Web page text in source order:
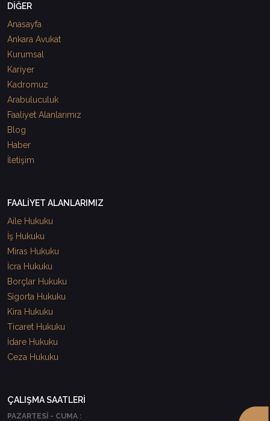
DİĞER
Anasayfa
Ankara Avukat
Kurumsal
Kariyer
Kadromuz
Arabuluculuk
Faaliyet Alanlarımız
Blog
Haber
İletişim
FAALİYET ALANLARIMIZ
Aile Hukuku
İş Hukuku
Miras Hukuku
İcra Hukuku
Borçlar Hukuku
Sigorta Hukuku
Kira Hukuku
Ticaret Hukuku
İdare Hukuku
Ceza Hukuku
ÇALIŞMA SAATLERİ
PAZARTESİ - CUMA :